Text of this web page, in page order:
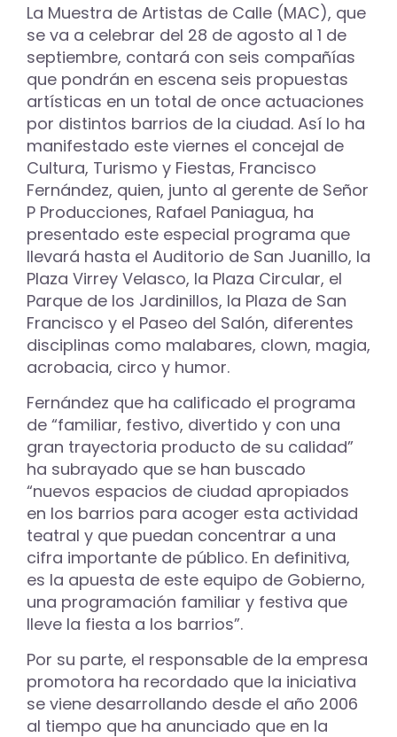
La Muestra de Artistas de Calle (MAC), que
se va a celebrar del 28 de agosto al 1 de
septiembre, contará con seis compañías
que pondrán en escena seis propuestas
artísticas en un total de once actuaciones
por distintos barrios de la ciudad. Así lo ha
manifestado este viernes el concejal de
Cultura, Turismo y Fiestas, Francisco
Fernández, quien, junto al gerente de Señor
P Producciones, Rafael Paniagua, ha
presentado este especial programa que
llevará hasta el Auditorio de San Juanillo, la
Plaza Virrey Velasco, la Plaza Circular, el
Parque de los Jardinillos, la Plaza de San
Francisco y el Paseo del Salón, diferentes
disciplinas como malabares, clown, magia,
acrobacia, circo y humor.
Fernández que ha calificado el programa
de “familiar, festivo, divertido y con una
gran trayectoria producto de su calidad”
ha subrayado que se han buscado
“nuevos espacios de ciudad apropiados
en los barrios para acoger esta actividad
teatral y que puedan concentrar a una
cifra importante de público. En definitiva,
es la apuesta de este equipo de Gobierno,
una programación familiar y festiva que
lleve la fiesta a los barrios”.
Por su parte, el responsable de la empresa
promotora ha recordado que la iniciativa
se viene desarrollando desde el año 2006
al tiempo que ha anunciado que en la